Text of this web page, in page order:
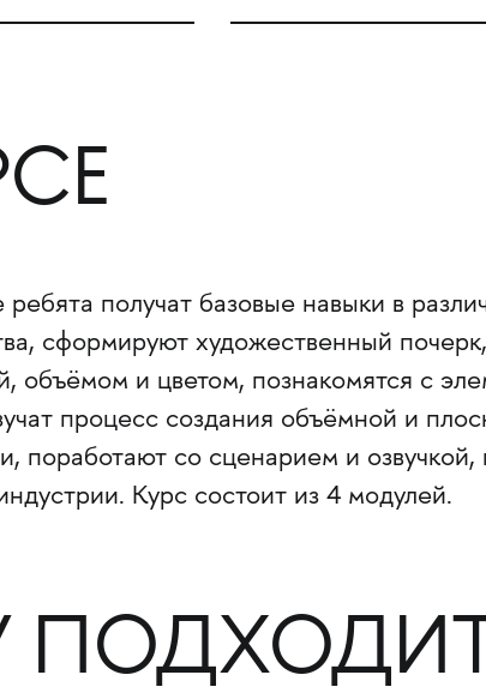
ребята получат базовые навыки в
сформируют художественный
объёмом и цветом, познакомятся с
процесс создания объёмной и
поработают со сценарием и озвучкой,
Курс состоит из 4 модулей.